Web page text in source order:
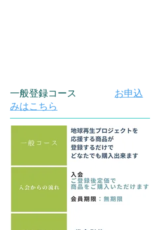
​一般登録コース お申込
みはこちら